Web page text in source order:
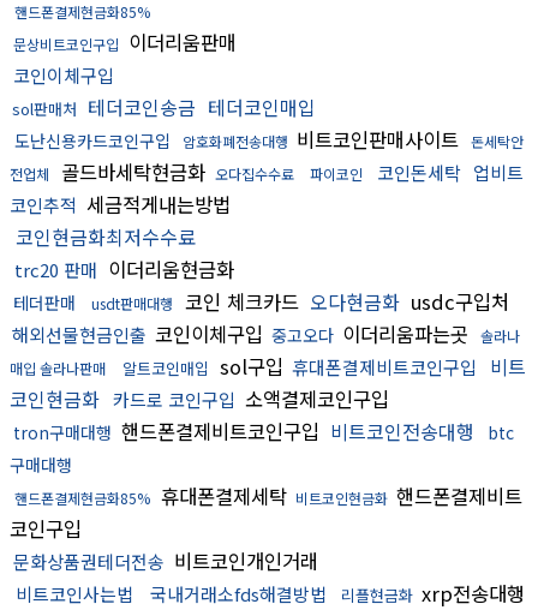
핸드폰결제현금화85%
문상비트코인구입 이더리움판매
코인이체구입
sol판매처 테더코인송금 테더코인매입
도난신용카드코인구입 암호화폐전송대행 비트코인판매사이트 돈세탁안
전업체
골드바세탁현금화 오다집수수료 파이코인 코인돈세탁 업비트
코인추적 세금적게내는방법
코인현금화최저수수료
trc20 판매 이더리움현금화
테더판매 usdt판매대행 코인 체크카드 오다현금화 usdc구입처
해외선물현금인출 코인이체구입 중고오다 이더리움파는곳
솔라나
매입 솔라나판매
알트코인매입 sol구입 휴대폰결제비트코인구입
비트
코인현금화 카드로 코인구입 소액결제코인구입
tron구매대행 핸드폰결제비트코인구입 비트코인전송대행
btc
구매대행
핸드폰결제현금화85% 휴대폰결제세탁 비트코인현금화 핸드폰결제비트
코인구입
문화상품권테더전송 비트코인개인거래
비트코인사는법 국내거래소fds해결방법 리플현금화 xrp전송대행